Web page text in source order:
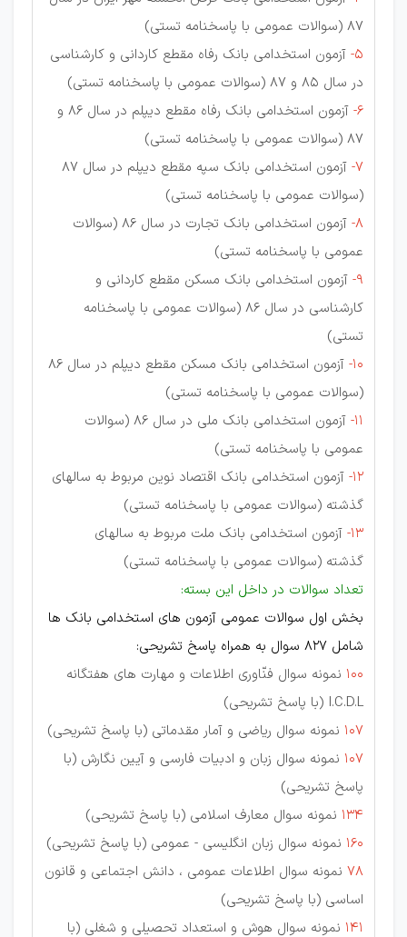
87 (سوالات عمومی با پاسخنامه تستی)
5- آزمون استخدامی بانک رفاه مقطع کاردانی و کارشناسی
در سال 85 و 87 (سوالات عمومی با پاسخنامه تستی)
6-
آزمون استخدامی بانک رفاه مقطع دیپلم در سال 86 و
87 (سوالات عمومی با پاسخنامه تستی)
7-
آزمون استخدامی بانک سپه مقطع دیپلم در سال 87
(سوالات عمومی با پاسخنامه تستی)
8-
آزمون استخدامی بانک تجارت در سال 86 (سوالات
عمومی با پاسخنامه تستی)
9- آزمون استخدامی بانک مسکن مقطع کاردانی و
کارشناسی در سال 86 (سوالات عمومی با پاسخنامه
تستی)
10-
آزمون استخدامی بانک مسکن مقطع دیپلم در سال 86
(سوالات عمومی با پاسخنامه تستی)
11-
آزمون استخدامی بانک ملی در سال 86 (سوالات
عمومی با پاسخنامه تستی)
12- آزمون استخدامی بانک اقتصاد نوین مربوط به سالهای
گذشته (سوالات عمومی با پاسخنامه تستی)
13- آزمون استخدامی بانک ملت مربوط به سالهای
گذشته (سوالات عمومی با پاسخنامه تستی)
تعداد سوالات در داخل این بسته:
بخش اول سوالات عمومی آزمون های استخدامی بانک ها
شامل 827 سوال به همراه پاسخ تشریحی:
100 نمونه سوال فنّاوری اطلاعات و مهارت های هفتگانه
I.C.D.L (با پاسخ تشریحی)
107 نمونه سوال ریاضی و آمار مقدماتی (با پاسخ تشریحی)
107 نمونه سوال زبان و ادبیات فارسی و آیین نگارش (با
پاسخ تشریحی)
134 نمونه سوال معارف اسلامی (با پاسخ تشریحی)
160 نمونه سوال زبان انگلیسی - عمومی (با پاسخ تشریحی)
78 نمونه سوال اطلاعات عمومی ، دانش اجتماعی و قانون
اساسی (با پاسخ تشریحی)
141 نمونه سوال هوش و استعداد تحصیلی و شغلی (با